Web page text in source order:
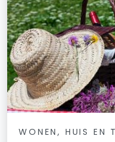
WONEN, HUIS EN